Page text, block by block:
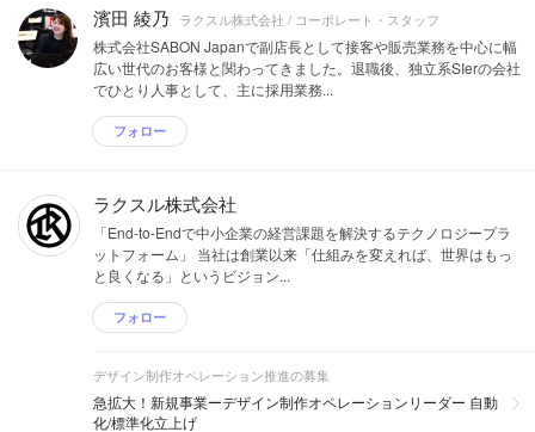
な“成長痛”を、あなたも感じてみませんか？
ラクスル株式会社では一緒に働く仲間を募集してい
キャリア 採用現場から
社員インタビュー SCM
株式会社SABON Japanで副店長として接客や販売業務を中心に幅
広い世代のお客様と関わってきました。退職後、独立系SIerの会社
でひとり人事として、主に採用業務...